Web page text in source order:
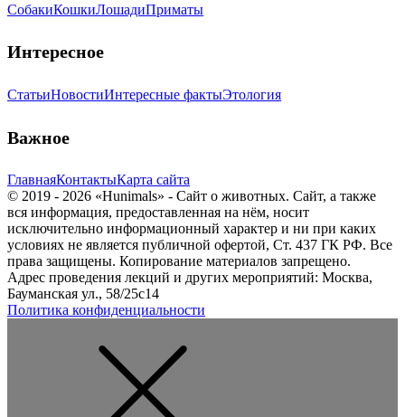
СобакиКошкиЛошадиПриматы
Интересное
СтатьиНовостиИнтересные фактыЭтология
Важное
ГлавнаяКонтактыКарта сайта
© 2019 - 2026 «Hunimals» - Сайт о животных. Сайт, а также
вся информация, предоставленная на нём, носит
исключительно информационный характер и ни при каких
условиях не является публичной офертой, Ст. 437 ГК РФ. Все
права защищены. Копирование материалов запрещено.
Адрес проведения лекций и других мероприятий: Москва,
Бауманская ул., 58/25с14
Политика конфиденциальности